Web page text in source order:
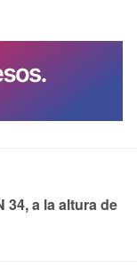
34, a la altura de